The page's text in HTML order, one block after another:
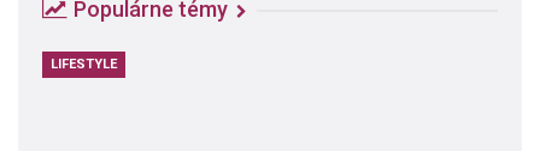
Populárne témy
LIFESTYLE